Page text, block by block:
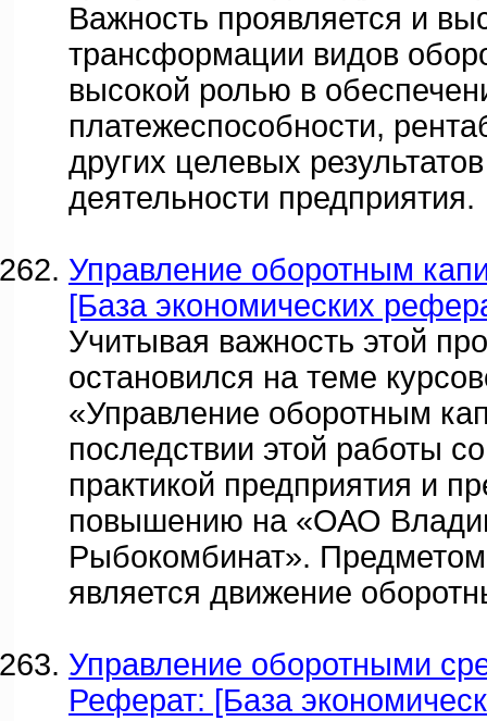
Важность проявляется и
трансформации видов
высокой ролью в
платежеспособности,
других целевых
деятельности предприятия.
Управление оборотным
[База экономических
Учитывая важность этой
остановился на теме
«Управление оборотным
последствии этой работы
практикой предприятия и
повышению на «ОАО
Рыбокомбинат». Предметом
является движение
Управление оборотными
Реферат: [База